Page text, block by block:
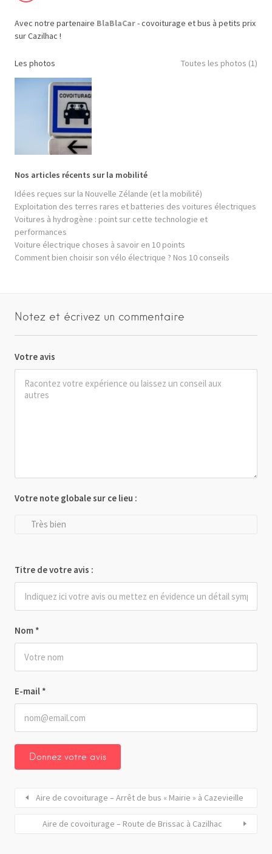
Avec notre partenaire BlaBlaCar- covoiturage et bus à petits prix
sur Cazilhac !
Les photos Toutes les photos (1)
Nos articles récents sur la mobilité
Idées reçues sur la Nouvelle Zélande (et la mobilité)
Exploitation des terres rares et batteries des voitures électriques
Voitures à hydrogène : point sur cette technologie et
performances
Voiture électrique choses à savoir en 10 points
Comment bien choisir son vélo électrique ? Nos 10 conseils
Notez et écrivez un commentaire
Votre avis
Nom *
E-mail *
Votre note globale sur ce lieu :
Très bien
Titre de votre avis :
Aire de covoiturage – Arrêt de bus « Mairie » à Cazevieille
Aire de covoiturage – Route de Brissac à Cazilhac